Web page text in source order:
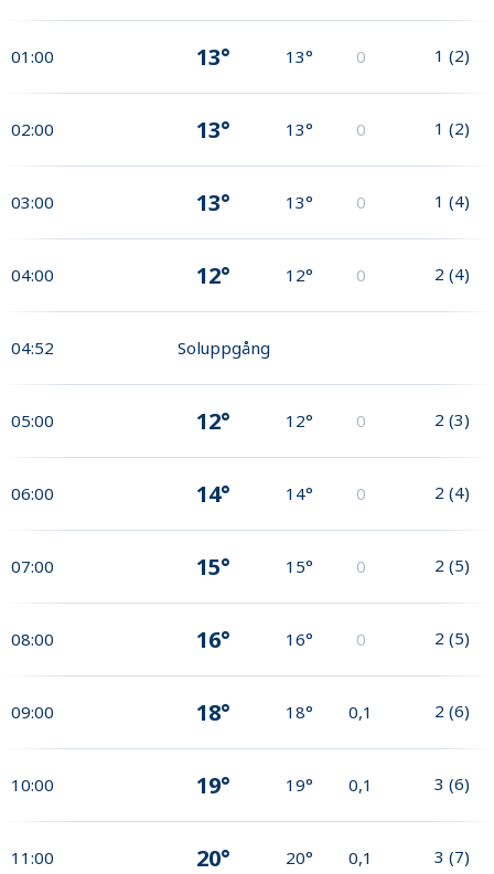
01:00 13° 13° 0 1 (2)
02:00 13° 13° 0 1 (2)
03:00 13° 13° 0 1 (4)
04:00 12° 12° 0 2 (4)
04:52 Soluppgång
05:00 12° 12° 0 2 (3)
06:00 14° 14° 0 2 (4)
07:00 15° 15° 0 2 (5)
08:00 16° 16° 0 2 (5)
09:00 18° 18° 0,1 2 (6)
10:00 19° 19° 0,1 3 (6)
11:00 20° 20° 0,1 3 (7)